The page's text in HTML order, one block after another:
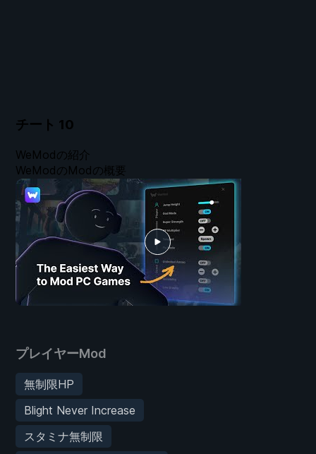
チート 10
プレイヤーMod
無制限HP
Blight Never Increase
スタミナ無制限
WeModの紹介
WeModのModの概要